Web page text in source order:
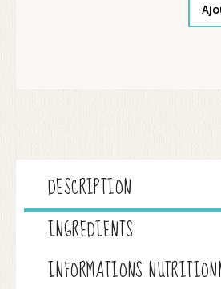
DESCRIPTION
INGREDIENTS
INFORMATIONS